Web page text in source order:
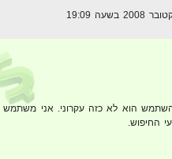
הוא לא כזה עקרוני. אני משתמש
החיפוש.